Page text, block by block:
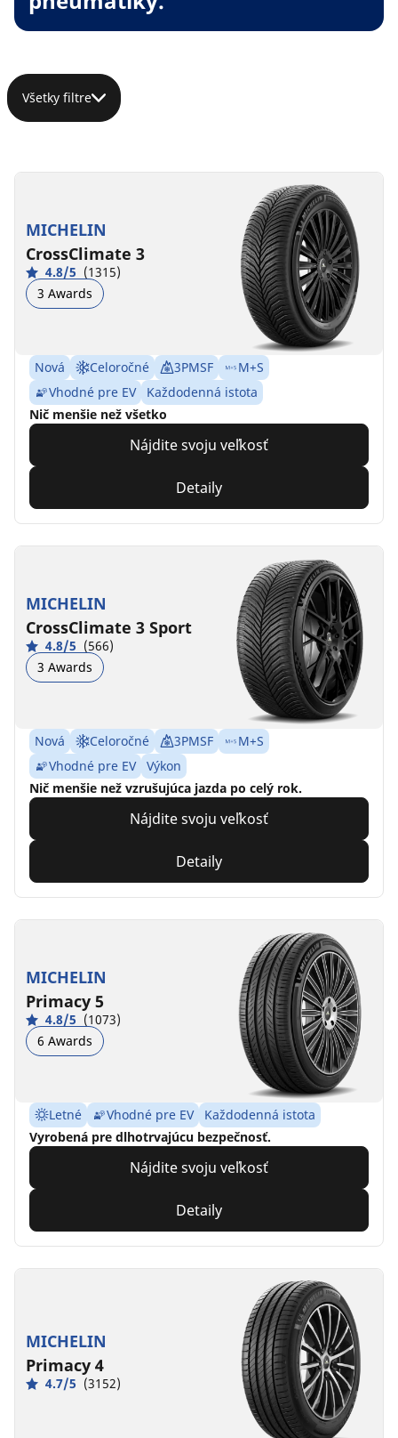
Všetky filtre
MICHELIN
CrossClimate 3
4.8/5 (1315)
3 Awards
Nová Celoročné 3PMSF
M+S
Vhodné pre EV
Každodenná istota
Nič menšie než všetko
Nájdite svoju veľkosť
Detaily
MICHELIN
CrossClimate 3 Sport
4.8/5 (566)
3 Awards
Nová Celoročné 3PMSF
M+S
Vhodné pre EV
Výkon
Nič menšie než vzrušujúca jazda po celý rok.
Nájdite svoju veľkosť
Detaily
MICHELIN
Primacy 5
4.8/5 (1073)
6 Awards
Letné Vhodné pre EV
Každodenná istota
Vyrobená pre dlhotrvajúcu bezpečnosť.
Nájdite svoju veľkosť
Detaily
MICHELIN
Primacy 4
4.7/5 (3152)